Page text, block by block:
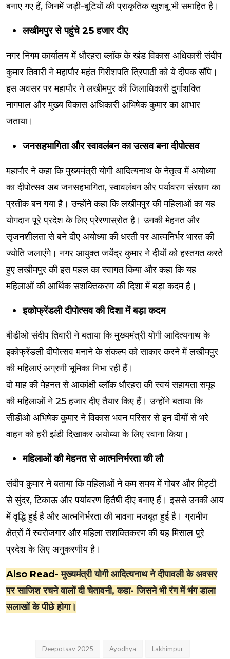
बनाए गए हैं, जिनमें जड़ी-बूटियों की प्राकृतिक खुशबू भी समाहित है।
लखीमपुर से पहुंचे 25 हजार दीए
नगर निगम कार्यालय में धौरहरा ब्लॉक के खंड विकास अधिकारी संदीप
कुमार तिवारी ने महापौर महंत गिरीशपति त्रिपाठी को ये दीपक सौंपे।
इस अवसर पर महापौर ने लखीमपुर की जिलाधिकारी दुर्गाशक्ति
नागपाल और मुख्य विकास अधिकारी अभिषेक कुमार का आभार
जताया।
जनसहभागिता और स्वावलंबन का उत्सव बना दीपोत्सव
महापौर ने कहा कि मुख्यमंत्री योगी आदित्यनाथ के नेतृत्व में अयोध्या
का दीपोत्सव अब जनसहभागिता, स्वावलंबन और पर्यावरण संरक्षण का
प्रतीक बन गया है। उन्होंने कहा कि लखीमपुर की महिलाओं का यह
योगदान पूरे प्रदेश के लिए प्रेरणास्रोत है। उनकी मेहनत और
सृजनशीलता से बने दीए अयोध्या की धरती पर आत्मनिर्भर भारत की
ज्योति जलाएंगे। नगर आयुक्त जयेंद्र कुमार ने दीयों को हस्तगत करते
हुए लखीमपुर की इस पहल का स्वागत किया और कहा कि यह
महिलाओं की आर्थिक सशक्तिकरण की दिशा में बड़ा कदम है।
इकोफ्रेंडली दीपोत्सव की दिशा में बड़ा कदम
बीडीओ संदीप तिवारी ने बताया कि मुख्यमंत्री योगी आदित्यनाथ के
इकोफ्रेंडली दीपोत्सव मनाने के संकल्प को साकार करने में लखीमपुर
की महिलाएं अग्रणी भूमिका निभा रही हैं।
दो माह की मेहनत से आकांक्षी ब्लॉक धौरहरा की स्वयं सहायता समूह
की महिलाओं ने 25 हजार दीए तैयार किए हैं। उन्होंने बताया कि
सीडीओ अभिषेक कुमार ने विकास भवन परिसर से इन दीयों से भरे
वाहन को हरी झंडी दिखाकर अयोध्या के लिए रवाना किया।
महिलाओं की मेहनत से आत्मनिर्भरता की लौ
संदीप कुमार ने बताया कि महिलाओं ने कम समय में गोबर और मिट्टी
से सुंदर, टिकाऊ और पर्यावरण हितैषी दीए बनाए हैं। इससे उनकी आय
में वृद्धि हुई है और आत्मनिर्भरता की भावना मजबूत हुई है। ग्रामीण
क्षेत्रों में स्वरोजगार और महिला सशक्तिकरण की यह मिसाल पूरे
प्रदेश के लिए अनुकरणीय है।
Also Read-मुख्यमंत्री योगी आदित्यनाथ ने दीपावली के अवसर
पर साजिश रचने वालों दी चेतावनी, कहा- जिसने भी रंग में भंग डाला
सलाखों के पीछे होगा।
Deepotsav 2025 Ayodhya Lakhimpur